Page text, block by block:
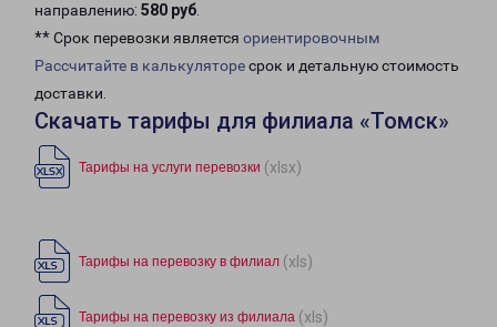
направлению: 580 руб.
** Срок перевозки является ориентировочным
Рассчитайте в калькуляторесрок и детальную стоимость
доставки.
Скачать тарифы для филиала «Томск»
Тарифы на услуги перевозки (xlsx)
Тарифы на перевозку в филиал (xls)
Тарифы на перевозку из филиала (xls)